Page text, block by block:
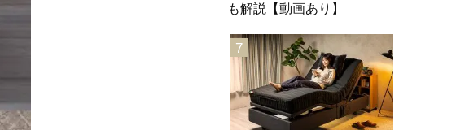
も解説【動画あり】
7